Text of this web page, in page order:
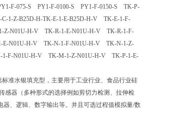
F-075-S PY1-F-0100-S PY1-F-0150-S TK-P-
1-Z-B25D-H-TK-E-1-E-B25D-H-V TK-E-1-F-
N01U-H-V TK-R-1-E-N01U-H-V TK-R-1-F-
N01U-H-V TK-N-1-F-N01U-H-V TK-N-1-Z-
F-N01U-H-V TK-M-1-Z-N01U-H-V TK-P-1-E-
准水银填充型，主要用于工业行业、食品行业硅
感器（多种形式的选择例如剪切力检测、拉伸检
、逻辑、数字输出等。并且可选过程值模拟量/数